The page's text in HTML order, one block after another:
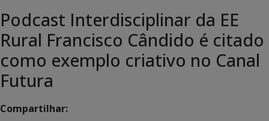
Podcast Interdisciplinar da EE
Rural Francisco Cândido é citado
como exemplo criativo no Canal
Futura
Compartilhar: